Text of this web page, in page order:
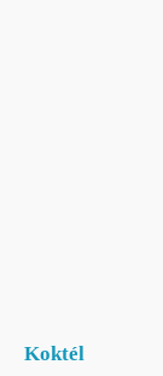
Koktél